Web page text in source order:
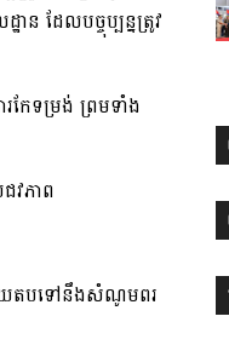
ាន ដែលបច្ចុប្បន្នត្រូវ
កែទម្រង់ ព្រមទាំង
វភាព
ើយតបទៅនឹងសំណូមពរ